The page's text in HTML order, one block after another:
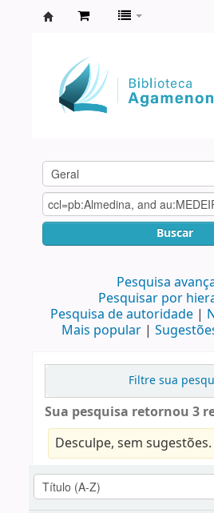
Agamenon
Magalhães
Buscar
Pesquisa
Pesquisar por
Pesquisa de autoridade
Mais popular
Filtre sua
Sua pesquisa retornou 3
Desculpe, sem sugestões.